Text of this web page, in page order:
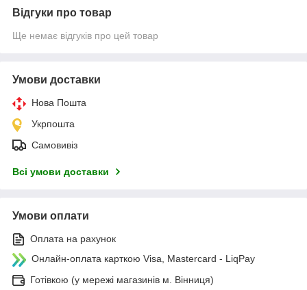
Відгуки про товар
Ще немає відгуків про цей товар
Умови доставки
Нова Пошта
Укрпошта
Самовивіз
Всі умови доставки
Умови оплати
Оплата на рахунок
Онлайн-оплата карткою Visa, Mastercard - LiqPay
Готівкою (у мережі магазинів м. Вінниця)